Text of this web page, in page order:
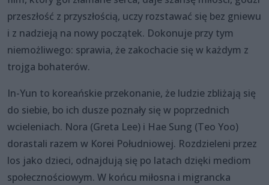
przeszłość z przyszłością, uczy rozstawać się bez gniewu
i z nadzieją na nowy początek. Dokonuje przy tym
niemożliwego: sprawia, że zakochacie się w każdym z
trojga bohaterów.
In-Yun to koreańskie przekonanie, że ludzie zbliżają się
do siebie, bo ich dusze poznały się w poprzednich
wcieleniach. Nora (Greta Lee) i Hae Sung (Teo Yoo)
dorastali razem w Korei Południowej. Rozdzieleni przez
los jako dzieci, odnajdują się po latach dzięki mediom
społecznościowym. W końcu miłosna i migrancka